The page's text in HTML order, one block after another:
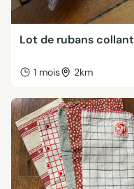
Lot de rubans collant
1 mois 2km